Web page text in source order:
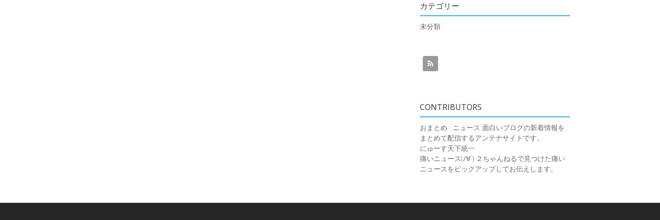
カテゴリー
未分類
CONTRIBUTORS
おまとめ : ニュース 面白いブログの新着情報を
まとめて配信するアンテナサイトです。
にゅーす天下統一
痛いニュース(ﾉ∀`) ２ちゃんねるで見つけた痛い
ニュースをピックアップしてお伝えします。